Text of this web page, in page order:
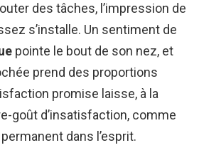
des tâches, l’impression de
s’installe. Un sentiment de
pointe le bout de son nez, et
prend des proportions
promise laisse, à la
goût d’insatisfaction, comme
dans l’esprit.